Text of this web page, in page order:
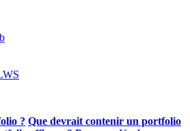
? Que devrait contenir un portfolio